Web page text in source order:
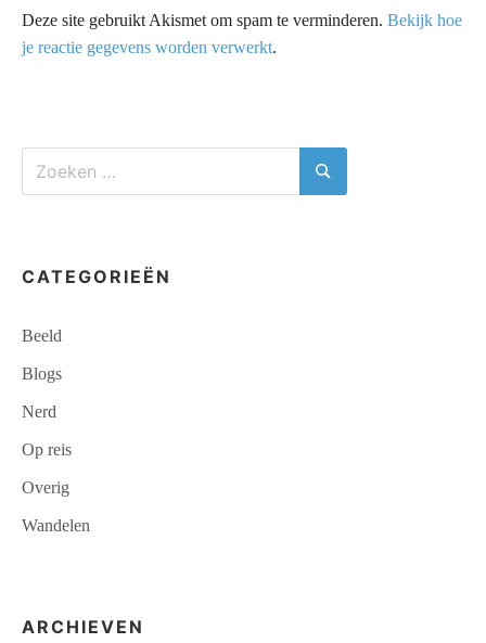
Deze site gebruikt Akismet om spam te verminderen. Bekijk hoe
je reactie gegevens worden verwerkt.
Zoeken
Zoeken
CATEGORIEËN
Beeld
Blogs
Nerd
Op reis
Overig
Wandelen
ARCHIEVEN